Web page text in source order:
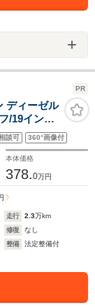
PR
ディーゼル
/19インチ
ボード
談可 360°画像付
本体価格
378.0万円
走行 2.3万km
修復
なし
整備
法定整備付